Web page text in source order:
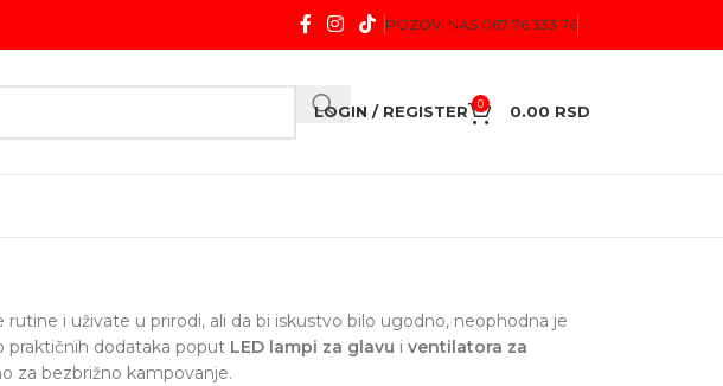
POZOVI NAS 067 76 333 76
LOGIN / REGISTER 0 0.00 RSD
i uživate u prirodi, ali da bi iskustvo bilo ugodno, neophodna je
praktičnih dodataka poput LED lampi za glavu i ventilatora za
za bezbrižno kampovanje.